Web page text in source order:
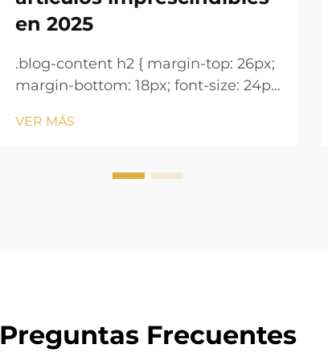
en 2025
.blog-content h2 { margin-top: 26px;
margin-bottom: 18px; font-size: 24px
height: normal; } .blog-content h3 {
18px; font-size: 20px !important;
VER MÁS
Preguntas Frecuentes